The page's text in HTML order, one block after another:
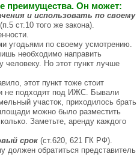
преимущества. Он может:
и использовать по своему
ст.10 того же закона).
угодьями по своему усмотрению.
необходимо направить
человеку. Но этот пункт лучше
этот пункт тоже стоит
не подходят под ИЖС. Бывали
участок, приходилось брать
можно было разместить
Заметьте, аренду каждого
срок (ст.620, 621 ГК РФ).
должен обратиться представитель